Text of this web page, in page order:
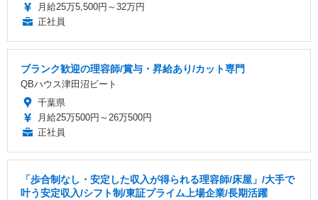
月給25万5,500円～32万円
正社員
ブランク歓迎の理容師/賞与・昇給あり/カット専門
QBハウス津田沼ビート
千葉県
月給25万500円～26万500円
正社員
「歩合制なし・安定した収入が得られる理容師/床屋」/大手で
叶う安定収入/シフト制/東証プライム上場企業/長期活躍